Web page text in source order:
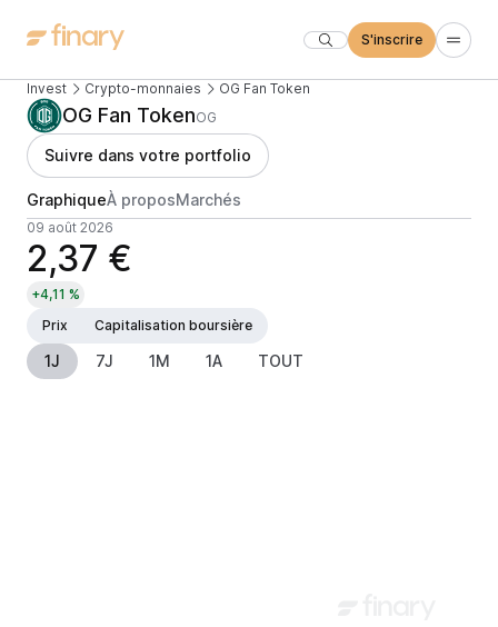
S'inscrire
Invest Crypto-monnaies OG Fan Token
OG Fan TokenOG
Suivre dans votre portfolio
GraphiqueÀ proposMarchés
09 août 2026
2,37 €
+4,11 %
Prix
Capitalisation boursière
1J 7J 1M 1A TOUT